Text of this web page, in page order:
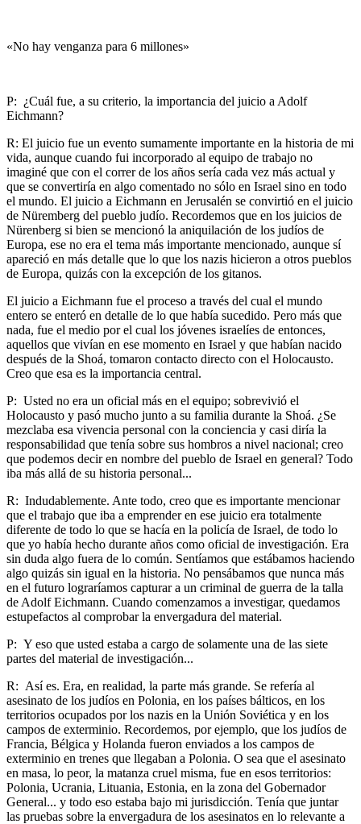
«No hay venganza para 6 millones»
P: ¿Cuál fue, a su criterio, la importancia del juicio a Adolf
Eichmann?
R: El juicio fue un evento sumamente importante en la historia de mi
vida, aunque cuando fui incorporado al equipo de trabajo no
imaginé que con el correr de los años sería cada vez más actual y
que se convertiría en algo comentado no sólo en Israel sino en todo
el mundo. El juicio a Eichmann en Jerusalén se convirtió en el juicio
de Nüremberg del pueblo judío. Recordemos que en los juicios de
Nürenberg si bien se mencionó la aniquilación de los judíos de
Europa, ese no era el tema más importante mencionado, aunque sí
apareció en más detalle que lo que los nazis hicieron a otros pueblos
de Europa, quizás con la excepción de los gitanos.
El juicio a Eichmann fue el proceso a través del cual el mundo
entero se enteró en detalle de lo que había sucedido. Pero más que
nada, fue el medio por el cual los jóvenes israelíes de entonces,
aquellos que vivían en ese momento en Israel y que habían nacido
después de la Shoá, tomaron contacto directo con el Holocausto.
Creo que esa es la importancia central.
P: Usted no era un oficial más en el equipo; sobrevivió el
Holocausto y pasó mucho junto a su familia durante la Shoá. ¿Se
mezclaba esa vivencia personal con la conciencia y casi diría la
responsabilidad que tenía sobre sus hombros a nivel nacional; creo
que podemos decir en nombre del pueblo de Israel en general? Todo
iba más allá de su historia personal...
R: Indudablemente. Ante todo, creo que es importante mencionar
que el trabajo que iba a emprender en ese juicio era totalmente
diferente de todo lo que se hacía en la policía de Israel, de todo lo
que yo había hecho durante años como oficial de investigación. Era
sin duda algo fuera de lo común. Sentíamos que estábamos haciendo
algo quizás sin igual en la historia. No pensábamos que nunca más
en el futuro lograríamos capturar a un criminal de guerra de la talla
de Adolf Eichmann. Cuando comenzamos a investigar, quedamos
estupefactos al comprobar la envergadura del material.
P: Y eso que usted estaba a cargo de solamente una de las siete
partes del material de investigación...
R: Así es. Era, en realidad, la parte más grande. Se refería al
asesinato de los judíos en Polonia, en los países bálticos, en los
territorios ocupados por los nazis en la Unión Soviética y en los
campos de exterminio. Recordemos, por ejemplo, que los judíos de
Francia, Bélgica y Holanda fueron enviados a los campos de
exterminio en trenes que llegaban a Polonia. O sea que el asesinato
en masa, lo peor, la matanza cruel misma, fue en esos territorios:
Polonia, Ucrania, Lituania, Estonia, en la zona del Gobernador
General... y todo eso estaba bajo mi jurisdicción. Tenía que juntar
las pruebas sobre la envergadura de los asesinatos en lo relevante a